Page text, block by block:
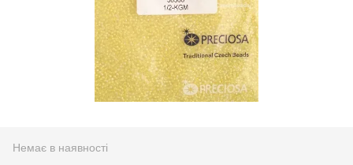
Немає в наявності